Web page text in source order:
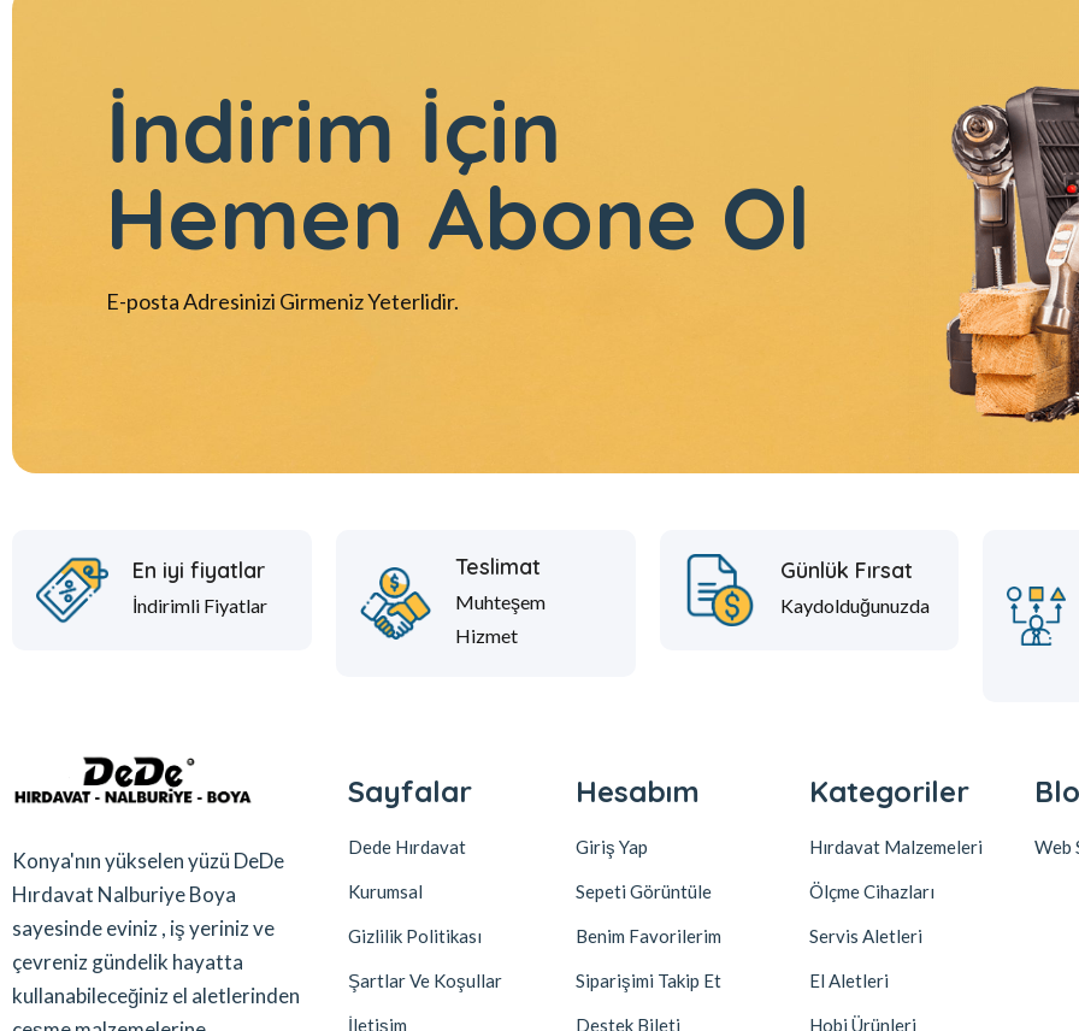
İndirim İçin
Hemen Abone Ol
E-posta Adresinizi Girmeniz Yeterlidir.
En iyi fiyatlar
İndirimli Fiyatlar
Teslimat
Muhteşem
Hizmet
Günlük Fırsat
Kaydolduğunuzda
Konya'nın yükselen yüzü DeDe
Hırdavat Nalburiye Boya
sayesinde eviniz , iş yeriniz ve
çevreniz gündelik hayatta
kullanabileceğiniz el aletlerinden
Sayfalar
Dede Hırdavat
Kurumsal
Gizlilik Politikası
Şartlar Ve Koşullar
İletişim
Hesabım
Giriş Yap
Sepeti Görüntüle
Benim Favorilerim
Siparişimi Takip Et
Destek Bileti
Kategoriler
Hırdavat Malzemeleri
Ölçme Cihazları
Servis Aletleri
El Aletleri
Hobi Ürünleri
Web